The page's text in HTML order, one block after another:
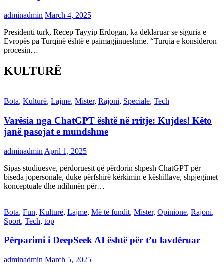
adminadmin March 4, 2025
Presidenti turk, Recep Tayyip Erdogan, ka deklaruar se siguria e
Evropës pa Turqinë është e paimagjinueshme. “Turqia e konsideron
procesin…
KULTURË
Bota, Kulturë, Lajme, Mister, Rajoni, Speciale, Tech
Varësia nga ChatGPT është në rritje: Kujdes! Këto
janë pasojat e mundshme
adminadmin April 1, 2025
Sipas studiuesve, përdoruesit që përdorin shpesh ChatGPT për
biseda jopersonale, duke përfshirë kërkimin e këshillave, shpjegimet
konceptuale dhe ndihmën për…
Bota, Fun, Kulturë, Lajme, Më të fundit, Mister, Opinione, Rajoni,
Sport, Tech, top
Përparimi i DeepSeek AI është për t’u lavdëruar
adminadmin March 5, 2025